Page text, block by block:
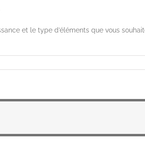
et le type d’éléments que vous